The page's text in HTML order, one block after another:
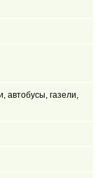
автобусы, газели,